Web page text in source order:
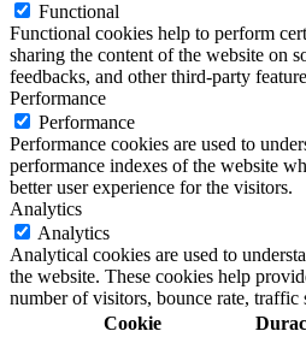
Functional
Functional cookies help to perform
sharing the content of the website on
feedbacks, and other third-party
Performance
Performance
Performance cookies are used to
performance indexes of the website
better user experience for the visitors.
Analytics
Analytics
Analytical cookies are used to
the website. These cookies help
number of visitors, bounce rate, traffic
Cookie